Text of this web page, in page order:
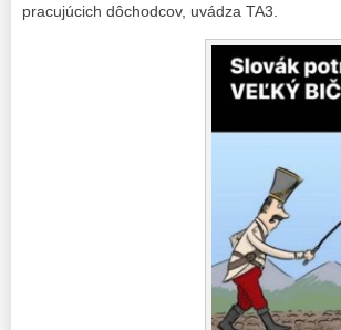
pracujúcich dôchodcov, uvádza TA3.